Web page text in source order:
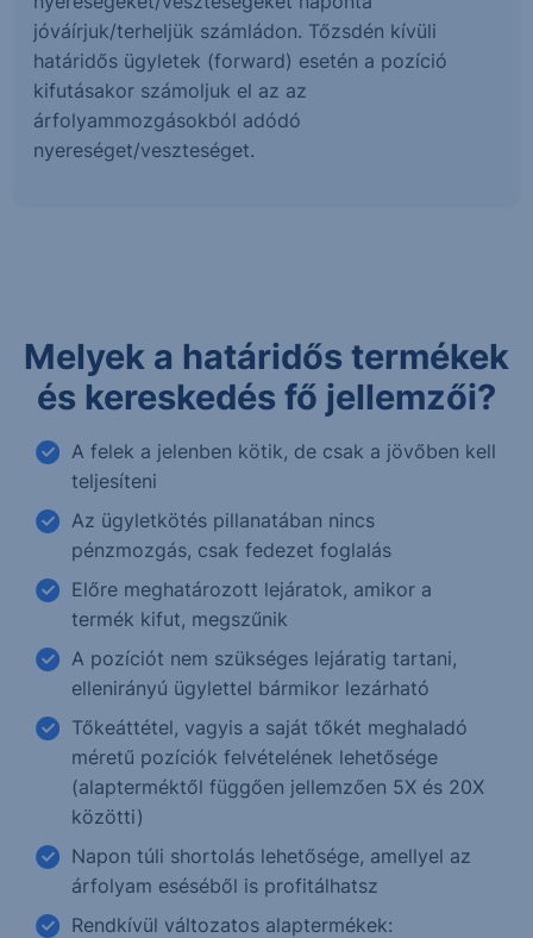
jóváírjuk/terheljük számládon. Tőzsdén kívüli
határidős ügyletek (forward) esetén a pozíció
kifutásakor számoljuk el az az
árfolyammozgásokból adódó
nyereséget/veszteséget.
Melyek a határidős termékek
és kereskedés fő jellemzői?
A felek a jelenben kötik, de csak a jövőben kell
teljesíteni
Az ügyletkötés pillanatában nincs
pénzmozgás, csak fedezet foglalás
Előre meghatározott lejáratok, amikor a
termék kifut, megszűnik
A pozíciót nem szükséges lejáratig tartani,
ellenirányú ügylettel bármikor lezárható
Tőkeáttétel, vagyis a saját tőkét meghaladó
méretű pozíciók felvételének lehetősége
(alapterméktől függően jellemzően 5X és 20X
közötti)
Napon túli shortolás lehetősége, amellyel az
árfolyam eséséből is profitálhatsz
Rendkívül változatos alaptermékek: